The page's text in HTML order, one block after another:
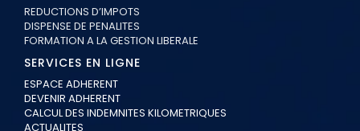
REDUCTIONS D’IMPOTS
DISPENSE DE PENALITES
FORMATION A LA GESTION LIBERALE
SERVICES EN LIGNE
ESPACE ADHERENT
DEVENIR ADHERENT
CALCUL DES INDEMNITES KILOMETRIQUES
ACTUALITES